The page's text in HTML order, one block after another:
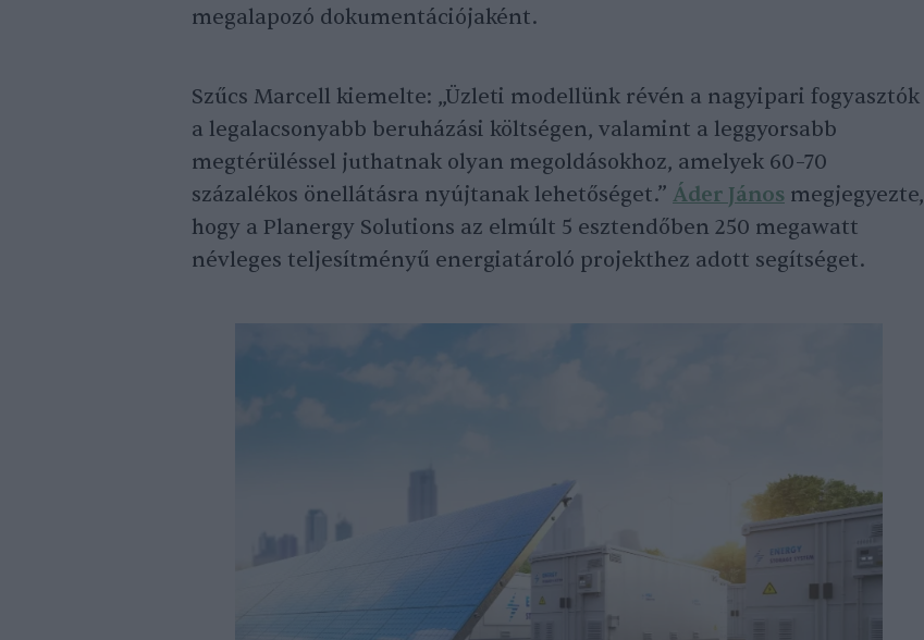
megalapozó dokumentációjaként.
Szűcs Marcell kiemelte: „Üzleti modellünk révén a nagyipari fogyasztók
a legalacsonyabb beruházási költségen, valamint a leggyorsabb
megtérüléssel juthatnak olyan megoldásokhoz, amelyek 60–70
százalékos önellátásra nyújtanak lehetőséget.” Áder János megjegyezte,
hogy a Planergy Solutions az elmúlt 5 esztendőben 250 megawatt
névleges teljesítményű energiatároló projekthez adott segítséget.